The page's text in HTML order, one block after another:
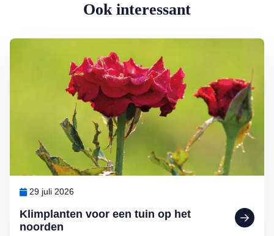
Ook interessant
Klimplanten voor een tuin op het
noorden
29 juli 2026
Lees meer over Klimplanten voor een tuin op het noorden